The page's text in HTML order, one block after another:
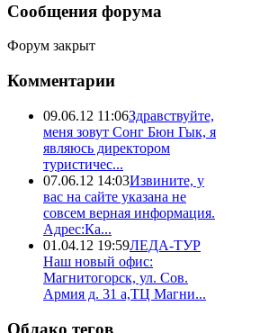
Сообщения форума
Форум закрыт
Комментарии
09.06.12 11:06Здравствуйте,
меня зовут Сонг Бюн Гык, я
являюсь директором
туристичес...
07.06.12 14:03Извините, у
вас на сайте указана не
совсем верная информация.
Адрес:Ка...
01.04.12 19:59ЛЕДА-ТУР
Наш новый офис:
Магнитогорск, ул. Сов.
Армия д. 31 а,ТЦ Магни...
Облако тегов